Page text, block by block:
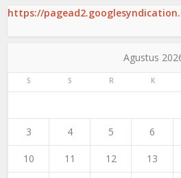
https://
Agustus
S S R K
3 4 5 6
10 11 12 13